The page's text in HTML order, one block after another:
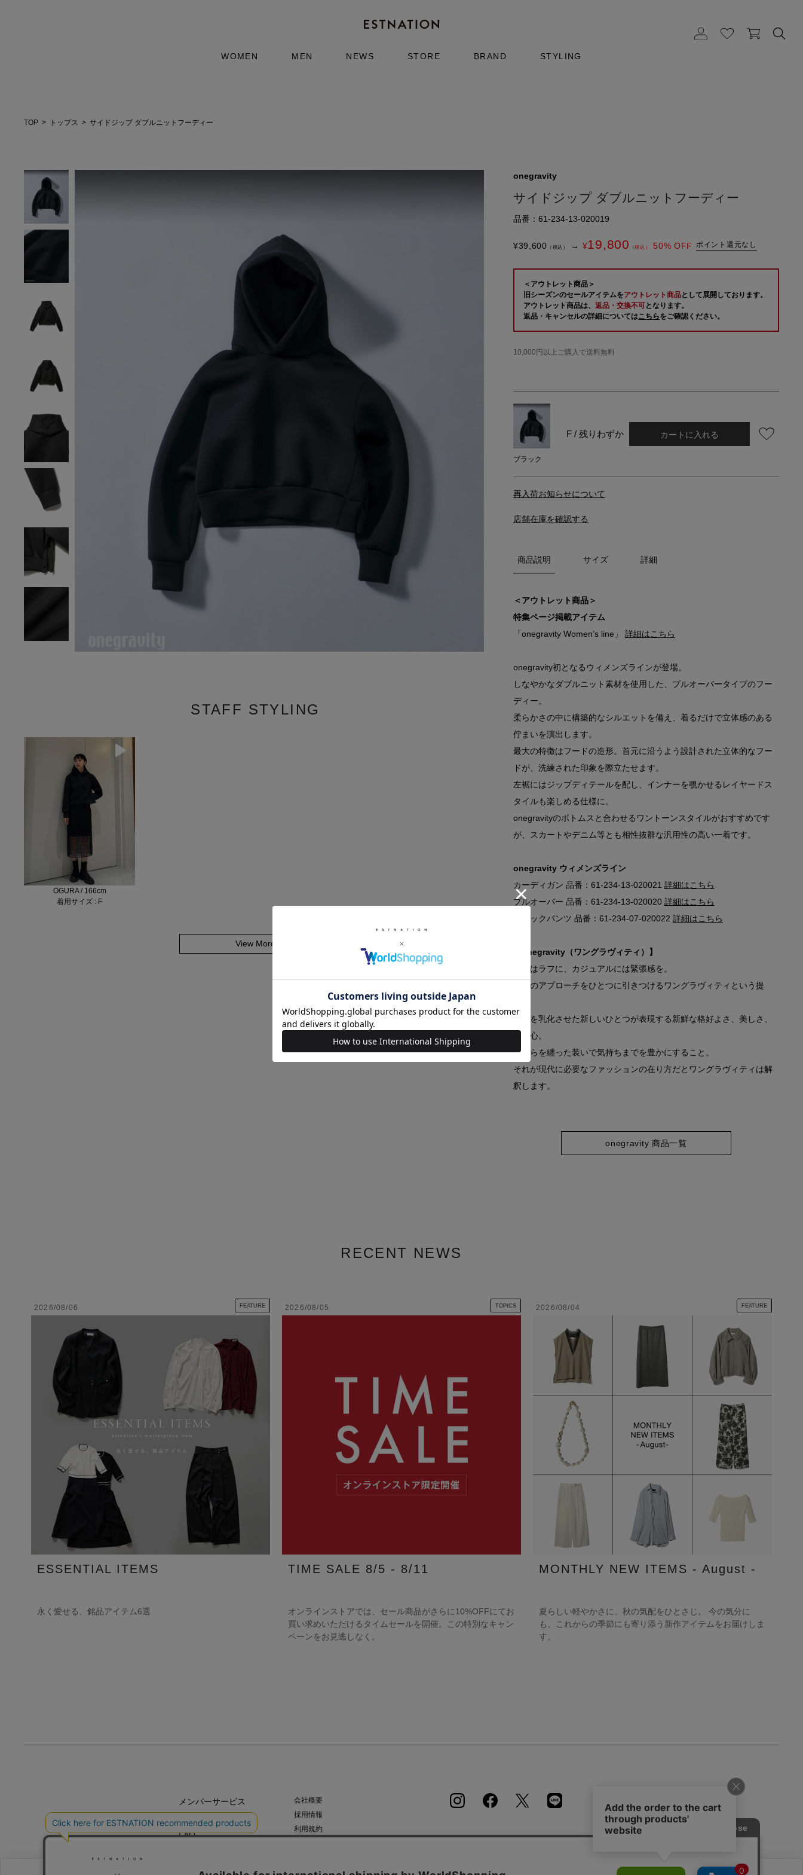
WOMEN MEN NEWS STORE BRAND STYLING
TOP トップス サイドジップ ダブルニットフーディー
STAFF STYLING
OGURA / 166cm
着用サイズ : F
View More
onegravity
サイドジップ ダブルニットフーディー
品番：61-234-13-020019
¥39,600 （税込） → ¥19,800 （税込） 50% OFF ポイント還元なし
＜アウトレット商品＞
旧シーズンのセールアイテムをアウトレット商品として展開しております。
アウトレット商品は、 返品・交換不可となります。
返品・キャンセルの詳細についてはこちらをご確認ください。
10,000円以上ご購入で送料無料
ブラック
F / 残りわずか カートに入れる
再入荷お知らせについて
店舗在庫を確認する
商品説明 サイズ 詳細
＜アウトレット商品＞
特集ページ掲載アイテム
「onegravity Women’s line」 詳細はこちら
onegravity初となるウィメンズラインが登場。
しなやかなダブルニット素材を使用した、プルオーバータイプのフー
ディー。
柔らかさの中に構築的なシルエットを備え、着るだけで立体感のある
佇まいを演出します。
最大の特徴はフードの造形。首元に沿うよう設計された立体的なフー
ドが、洗練された印象を際立たせます。
左裾にはジップディテールを配し、インナーを覗かせるレイヤードス
タイルも楽しめる仕様に。
onegravityのボトムスと合わせるワントーンスタイルがおすすめです
が、スカートやデニム等とも相性抜群な汎用性の高い一着です。
onegravity ウィメンズライン
カーディガン 品番：61-234-13-020021 詳細はこちら
プルオーバー 品番：61-234-13-020020 詳細はこちら
トラックパンツ 品番：61-234-07-020022 詳細はこちら
【onegravity（ワングラヴィティ）】
上質はラフに、カジュアルには緊張感を。
対極のアプローチをひとつに引きつけるワングラヴィティという提
互いを乳化させた新しいひとつが表現する新鮮な格好よさ、美しさ、
遊び心。
これらを纏った装いで気持ちまでを豊かにすること。
それが現代に必要なファッションの在り方だとワングラヴィティは解
釈します。
onegravity 商品一覧
RECENT NEWS
2026/08/06 FEATURE
ESSENTIAL ITEMS
永く愛せる、銘品アイテム6選
2026/08/05 TOPICS
TIME SALE 8/5 - 8/11
オンラインストアでは、セール商品がさらに10%OFFにてお
買い求めいただけるタイムセールを開催。この特別なキャン
ペーンをお見逃しなく。
2026/08/04 FEATURE
MONTHLY NEW ITEMS - August -
夏らしい軽やかさに、秋の気配をひとさじ。 今の気分に
も、これからの季節にも寄り添う新作アイテムをお届けしま
す。
メンバーサービス
FAQ
会社概要
採用情報
利用規約
クッキーポリシー